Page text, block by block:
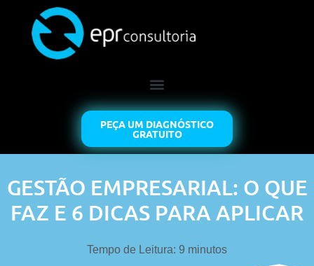
PEÇA UM DIAGNÓSTICO
GRATUITO
GESTÃO EMPRESARIAL: O QUE
FAZ E 6 DICAS PARA APLICAR
Tempo de Leitura: 9 minutos